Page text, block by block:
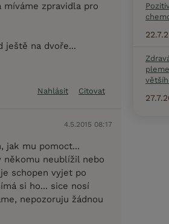
míváme zpravidla pro
ještě na dvoře...
Nahlásit Citovat
4.5.2015 08:17
jak mu pomoct...
někomu neublížil nebo
schopen vyjet po
si ho... sice nosí
nepozoruju žádnou